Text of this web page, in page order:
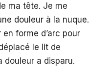
ma tête. Je me
douleur à la nuque.
forme d’arc pour
le lit de
douleur a disparu.